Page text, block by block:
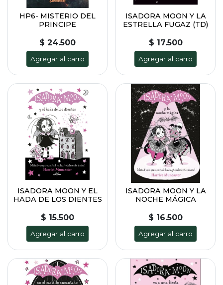
HP6- MISTERIO DEL
PRINCIPE
$ 24.500
Agregar al carro
ISADORA MOON Y LA
ESTRELLA FUGAZ (TD)
$ 17.500
Agregar al carro
ISADORA MOON Y EL
HADA DE LOS DIENTES
$ 15.500
Agregar al carro
ISADORA MOON Y LA
NOCHE MÁGICA
$ 16.500
Agregar al carro